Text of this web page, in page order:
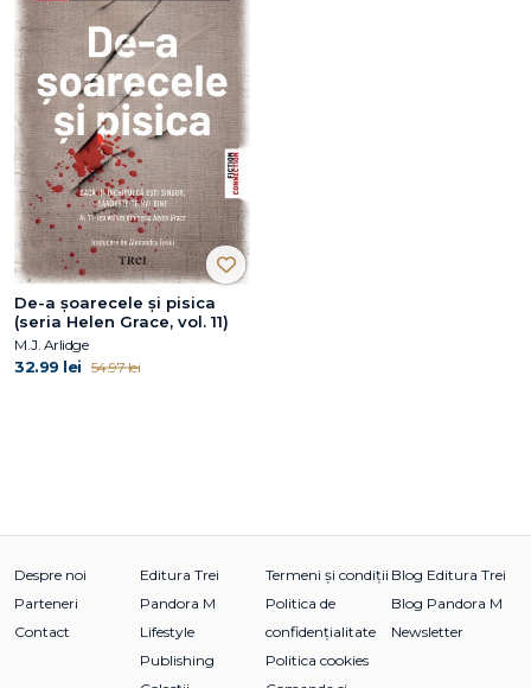
De-a șoarecele și pisica
(seria Helen Grace, vol. 11)
M.J. Arlidge
32.99 lei 54.97 lei
Despre noi
Parteneri
Contact
Editura Trei
Pandora M
Lifestyle
Publishing
Termeni și condiții
Politica de
confidențialitate
Politica cookies
Blog Editura Trei
Blog Pandora M
Newsletter